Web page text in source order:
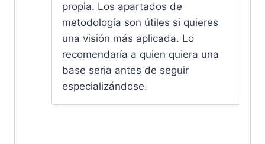
propia. Los apartados de
metodología son útiles si quieres
una visión más aplicada. Lo
recomendaría a quien quiera una
base seria antes de seguir
especializándose.